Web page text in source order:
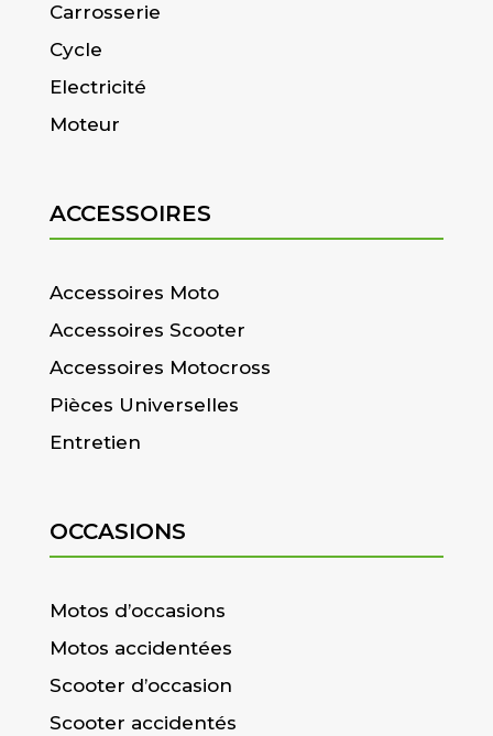
Carrosserie
Cycle
Electricité
Moteur
ACCESSOIRES
Accessoires Moto
Accessoires Scooter
Accessoires Motocross
Pièces Universelles
Entretien
OCCASIONS
Motos d’occasions
Motos accidentées
Scooter d’occasion
Scooter accidentés